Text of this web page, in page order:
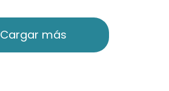
Cargar más